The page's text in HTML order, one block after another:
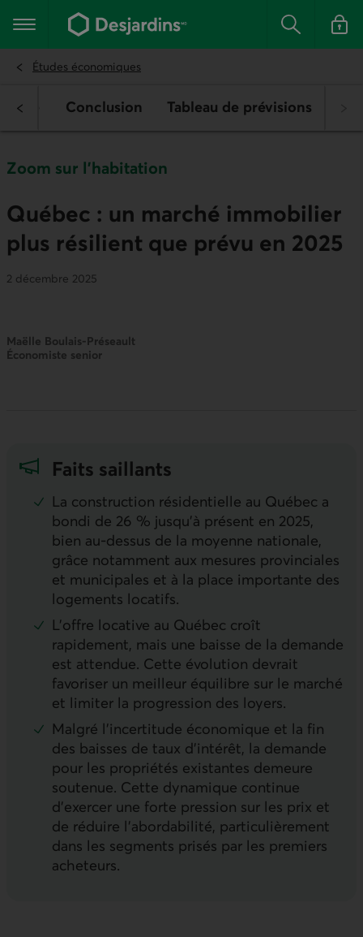
contenu
Menu principal Rechercher
Se
Études économiques
Conclusion Tableau de prévisions
Zoom sur l'habitation
Québec : un marché immobilier
plus résilient que prévu en 2025
2 décembre 2025
Maëlle Boulais-Préseault
Économiste senior
Faits saillants
La construction résidentielle au Québec a
bondi de 26 % jusqu’à présent en 2025,
bien au-dessus de la moyenne nationale,
grâce notamment aux mesures provinciales
et municipales et à la place importante des
logements locatifs.
L’offre locative au Québec croît
rapidement, mais une baisse de la demande
est attendue. Cette évolution devrait
favoriser un meilleur équilibre sur le marché
et limiter la progression des loyers.
Malgré l’incertitude économique et la fin
des baisses de taux d’intérêt, la demande
pour les propriétés existantes demeure
soutenue. Cette dynamique continue
d’exercer une forte pression sur les prix et
de réduire l’abordabilité, particulièrement
dans les segments prisés par les premiers
acheteurs.